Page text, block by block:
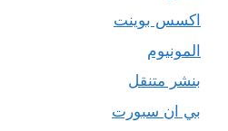
اكسس بوينت
المونيوم
بنشر متنقل
بي ان سبورت